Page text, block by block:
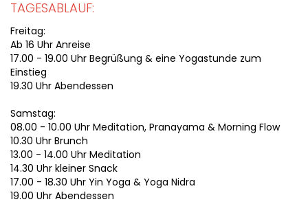
TAGESABLAUF:
Freitag:
Ab 16 Uhr Anreise
17.00 - 19.00 Uhr Begrüßung & eine Yogastunde zum
Einstieg
19.30 Uhr Abendessen
Samstag:
08.00 - 10.00 Uhr Meditation, Pranayama & Morning Flow
10.30 Uhr Brunch
13.00 - 14.00 Uhr Meditation
14.30 Uhr kleiner Snack
17.00 - 18.30 Uhr Yin Yoga & Yoga Nidra
19.00 Uhr Abendessen